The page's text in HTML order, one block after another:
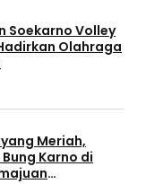
Soekarno Volley
Olahraga
Meriah,
Karno di